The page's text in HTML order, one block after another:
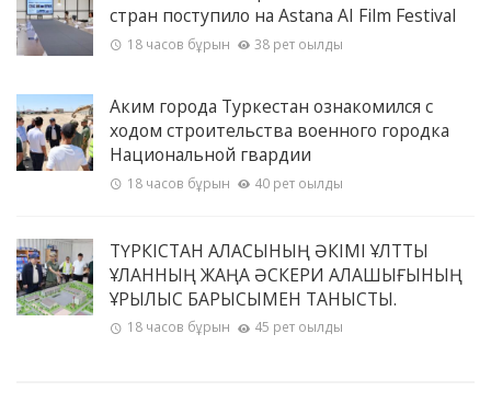
стран поступило на Astana AI Film Festival
18 часов бұрын 38 рет оқылды
Аким города Туркестан ознакомился с
ходом строительства военного городка
Национальной гвардии
18 часов бұрын 40 рет оқылды
ТҮРКІСТАН ҚАЛАСЫНЫҢ ӘКІМІ ҰЛТТЫҚ
ҰЛАННЫҢ ЖАҢА ӘСКЕРИ ҚАЛАШЫҒЫНЫҢ
ҚҰРЫЛЫС БАРЫСЫМЕН ТАНЫСТЫ.
18 часов бұрын 45 рет оқылды